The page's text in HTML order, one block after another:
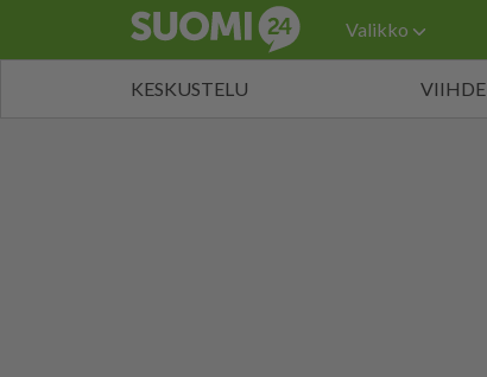
Valikko
KESKUSTELU VIIHDE